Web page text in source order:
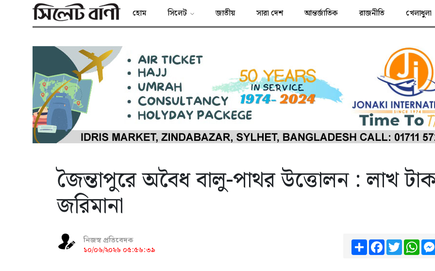
হোম সিলেট জাতীয় সারা দেশ আন্তর্জাতিক রাজনীতি খেলাধুলা
জৈন্তাপুরে অবৈধ বালু-পাথর উত্তোলন : লাখ
জরিমানা
নিজস্ব প্রতিবেদক
১০/০৬/২০২৬ ০৫:৫৬:৩৯
ShareFacebook
Twitter